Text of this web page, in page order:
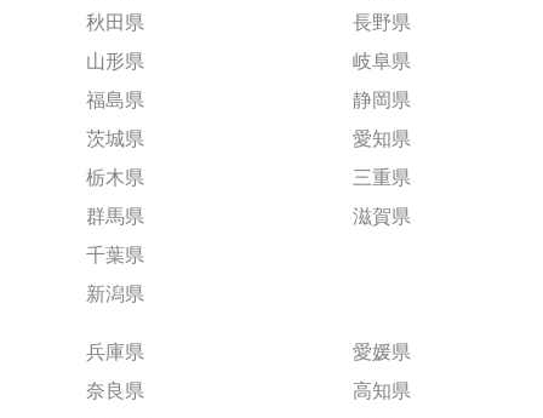
秋田県
山形県
福島県
茨城県
栃木県
群馬県
千葉県
新潟県
長野県
岐阜県
静岡県
愛知県
三重県
滋賀県
兵庫県
奈良県
愛媛県
高知県